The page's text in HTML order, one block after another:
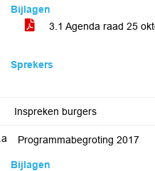
Bijlagen
3.1 Agenda raad 25
Sprekers
Inspreken burgers
Programmabegroting 2017
Bijlagen